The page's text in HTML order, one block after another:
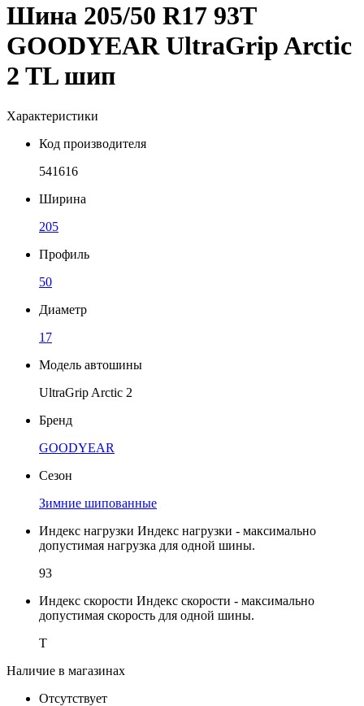
Шина 205/50 R17 93T
GOODYEAR UltraGrip Arctic
2 TL шип
Характеристики
Код производителя
541616
Ширина
205
Профиль
50
Диаметр
17
Модель автошины
UltraGrip Arctic 2
Бренд
GOODYEAR
Сезон
Зимние шипованные
Индекс нагрузки Индекс нагрузки - максимально
допустимая нагрузка для одной шины.
93
Индекс скорости Индекс скорости - максимально
допустимая скорость для одной шины.
T
Наличие в магазинах
Отсутствует